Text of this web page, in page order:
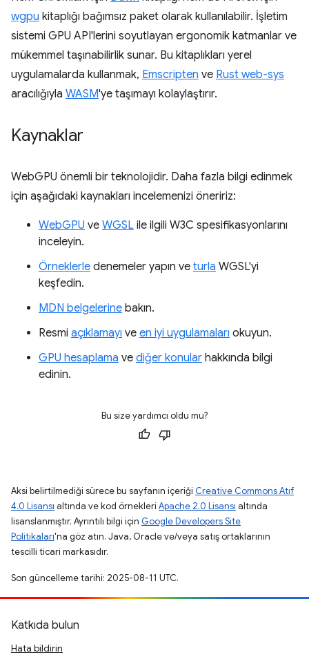
wgpu kitaplığı bağımsız paket olarak kullanılabilir. İşletim
sistemi GPU API'lerini soyutlayan ergonomik katmanlar ve
mükemmel taşınabilirlik sunar. Bu kitaplıkları yerel
uygulamalarda kullanmak, Emscripten ve Rust web-sys
aracılığıyla WASM'ye taşımayı kolaylaştırır.
Kaynaklar
WebGPU önemli bir teknolojidir. Daha fazla bilgi edinmek
için aşağıdaki kaynakları incelemenizi öneririz:
WebGPU ve WGSL ile ilgili W3C spesifikasyonlarını
inceleyin.
Örneklerle denemeler yapın ve turla WGSL'yi
keşfedin.
MDN belgelerine bakın.
Resmi açıklamayı ve en iyi uygulamaları okuyun.
GPU hesaplama ve diğer konular hakkında bilgi
edinin.
Bu size yardımcı oldu mu?
Aksi belirtilmediği sürece bu sayfanın içeriği Creative Commons Atıf
4.0 Lisansı altında ve kod örnekleri Apache 2.0 Lisansı altında
lisanslanmıştır. Ayrıntılı bilgi için Google Developers Site
Politikaları'na göz atın. Java, Oracle ve/veya satış ortaklarının
tescilli ticari markasıdır.
Son güncelleme tarihi: 2025-08-11 UTC.
Katkıda bulun
Hata bildirin